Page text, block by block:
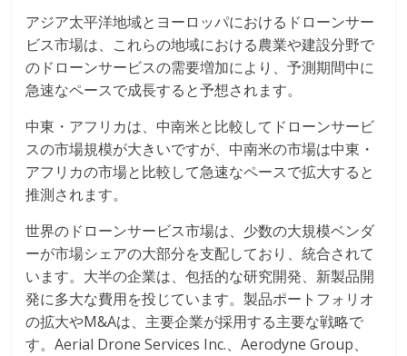
アジア太平洋地域とヨーロッパにおけるドローンサー
ビス市場は、これらの地域における農業や建設分野で
のドローンサービスの需要増加により、予測期間中に
急速なペースで成長すると予想されます。
中東・アフリカは、中南米と比較してドローンサービ
スの市場規模が大きいですが、中南米の市場は中東・
アフリカの市場と比較して急速なペースで拡大すると
推測されます。
世界のドローンサービス市場は、少数の大規模ベンダ
ーが市場シェアの大部分を支配しており、統合されて
います。大半の企業は、包括的な研究開発、新製品開
発に多大な費用を投じています。製品ポートフォリオ
の拡大やM&Aは、主要企業が採用する主要な戦略で
す。Aerial Drone Services Inc.、Aerodyne Group、